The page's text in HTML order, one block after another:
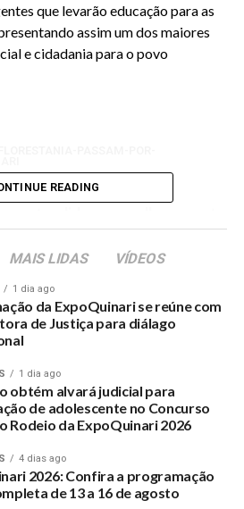
que levarão educação para as
assim um dos maiores
e cidadania para o povo
no Quinari
READING
MAIS LIDAS VÍDEOS
1 dia ago
da ExpoQuinari se reúne com
de Justiça para diálago
1 dia ago
obtém alvará judicial para
de adolescente no Concurso
Rodeio da ExpoQuinari 2026
4 dias ago
2026: Confira a programação
de 13 a 16 de agosto